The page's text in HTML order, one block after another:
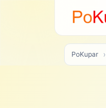
PoKupar